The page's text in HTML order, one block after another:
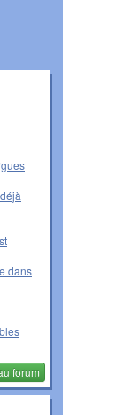
dans
forum